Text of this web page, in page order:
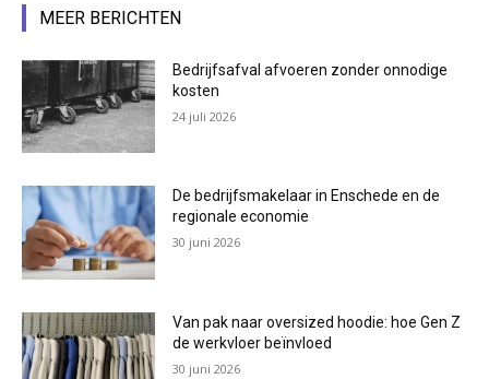
MEER BERICHTEN
Bedrijfsafval afvoeren zonder onnodige
kosten
24 juli 2026
De bedrijfsmakelaar in Enschede en de
regionale economie
30 juni 2026
Van pak naar oversized hoodie: hoe Gen Z
de werkvloer beïnvloed
30 juni 2026